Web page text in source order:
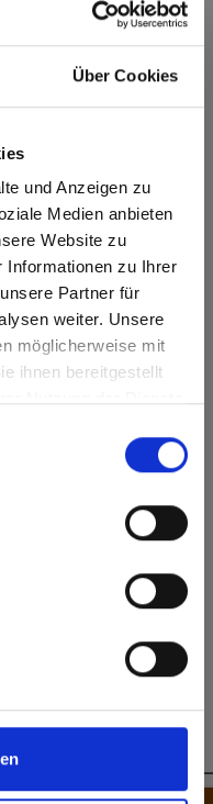
Über Cookies
und Anzeigen zu
Medien anbieten
Website zu
Informationen zu Ihrer
Partner für
weiter. Unsere
möglicherweise mit
ihnen bereitgestellt
Houd hier
Gemakkelijk schoon te
maken
Slagvast
Krasvast
Splintervrij snijden,